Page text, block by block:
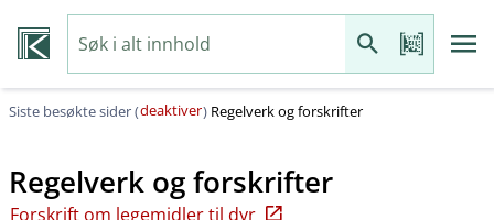
Siste besøkte sider (deaktiver) Regelverk og forskrifter
Regelverk og forskrifter
Forskrift om legemidler til dyr